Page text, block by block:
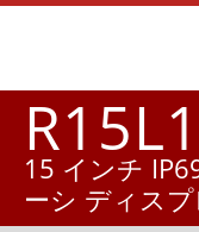
15 インチ
ーシ ディスプ